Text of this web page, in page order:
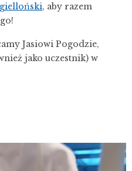
, aby razem
Jasiowi Pogodzie,
jako uczestnik) w